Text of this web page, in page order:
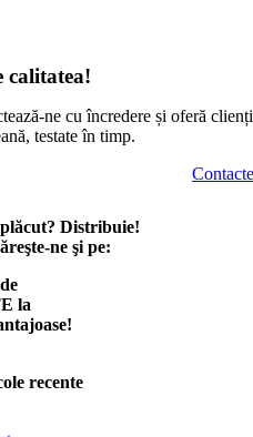
calitatea!
ne cu încredere și oferă
testate în timp.
Distribuie!
ne şi pe:
la
recente